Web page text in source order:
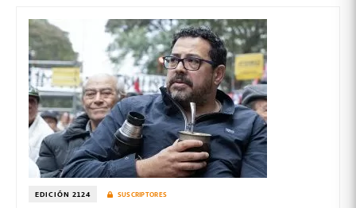
EDICIÓN 2124 SUSCRIPTORES